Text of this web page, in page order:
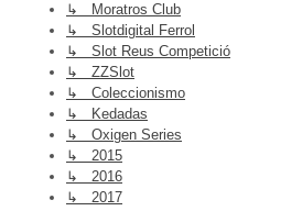
↳ Moratros Club
↳ Slotdigital Ferrol
↳ Slot Reus Competició
↳ ZZSlot
↳ Coleccionismo
↳ Kedadas
↳ Oxigen Series
↳ 2015
↳ 2016
↳ 2017